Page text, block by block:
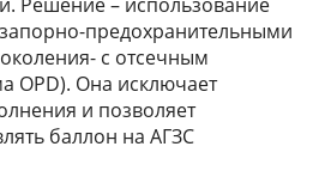
предохранительными
с отсечным
OPD). Она исключает
и позволяет
баллон на АГЗС